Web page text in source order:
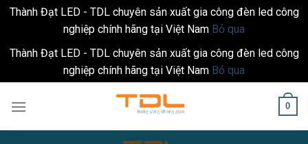
Thành Đạt LED - TDL chuyên sản xuất gia công đèn led công
nghiệp chính hãng tại Việt Nam Bỏ qua
Thành Đạt LED - TDL chuyên sản xuất gia công đèn led công
nghiệp chính hãng tại Việt Nam Bỏ qua
0